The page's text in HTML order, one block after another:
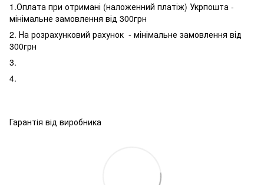
1.Оплата при отримані (наложенний платіж) Укрпошта -
мінімальне замовлення від 300грн
2. На розрахунковий рахунок - мінімальне замовлення від
300грн
3.
4.
Гарантія від виробника